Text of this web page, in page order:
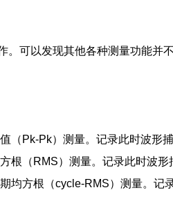
可以发现其他各种测量功能并
（Pk-Pk）测量。记录此时波形
根（RMS）测量。记录此时波形
均方根（cycle-RMS）测量。记